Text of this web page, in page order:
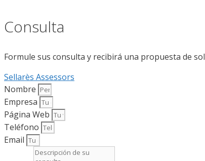
Consulta
Formule sus consulta y recibirá una propuesta de
Sellarès Assessors
Nombre
Empresa
Página Web
Teléfono
Email